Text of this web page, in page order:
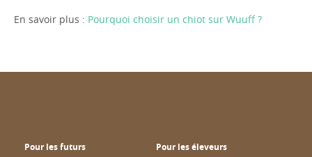
En savoir plus : Pourquoi choisir un chiot sur Wuuff ?
Pour les futurs
Pour les éleveurs